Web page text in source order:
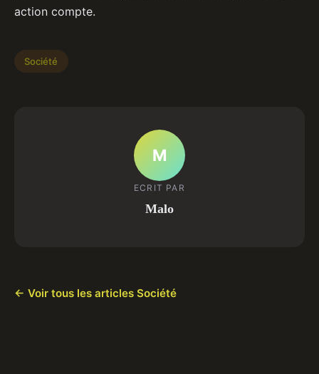
action compte.
Société
M
ECRIT PAR
Malo
← Voir tous les articles Société